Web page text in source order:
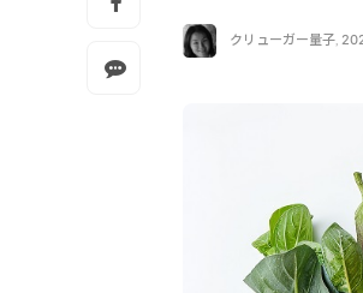
クリューガー量子,